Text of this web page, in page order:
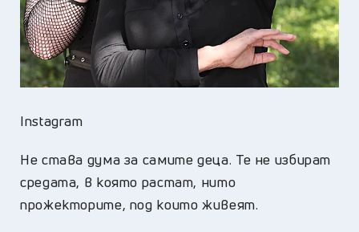
Instagram
Не става дума за самите деца. Те не избират
средата, в която растат, нито
прожекторите, под които живеят.